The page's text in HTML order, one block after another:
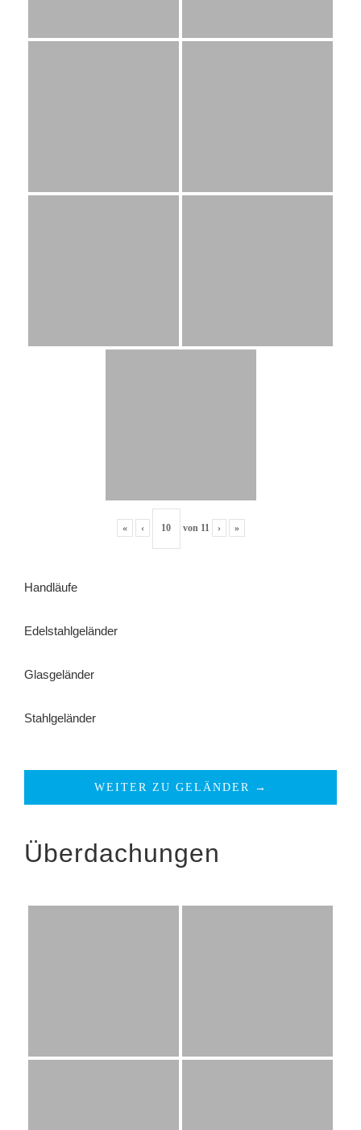
« ‹ von 11 › »
Handläufe
Edelstahlgeländer
Glasgeländer
Stahlgeländer
WEITER ZU GELÄNDER →
Überdachungen